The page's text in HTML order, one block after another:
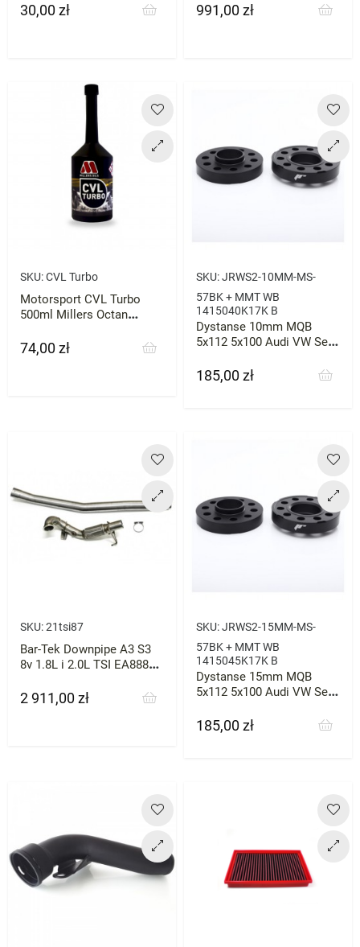
Cena
30,00 zł Cena
991,00 zł
SKU:CVL Turbo
Motorsport CVL Turbo
500ml Millers Octan
Cena
74,00 zł
SKU:JRWS2-10MM-MS-
57BK + MMT WB
1415040K17K B
Dystanse 10mm MQB
5x112 5x100 Audi VW Seat
Cena
185,00 zł
SKU:21tsi87
Bar-Tek Downpipe A3 S3
8v 1.8L i 2.0L TSI EA888
katalizatora
Cena
2 911,00 zł
SKU:JRWS2-15MM-MS-
57BK + MMT WB
1415045K17K B
Dystanse 15mm MQB
5x112 5x100 Audi VW Seat
Cena
185,00 zł